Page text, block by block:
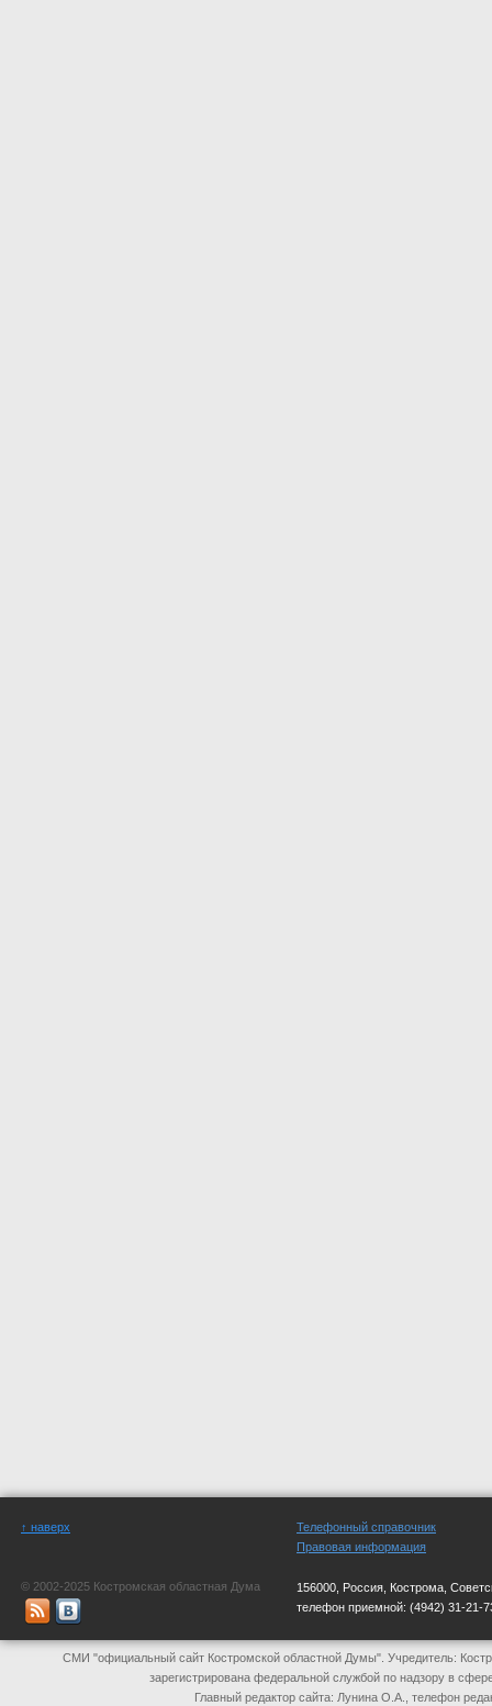
↑ наверх
© 2002-2025 Костромская областная Дума
Телефонный справочник
Правовая информация
156000, Россия, Кострома,
телефон приемной: (4942) 31-21-
СМИ "официальный сайт Костромской областной Думы". Учредитель:
зарегистрирована федеральной службой по надзору в
Главный редактор сайта: Лунина О.А., телефон